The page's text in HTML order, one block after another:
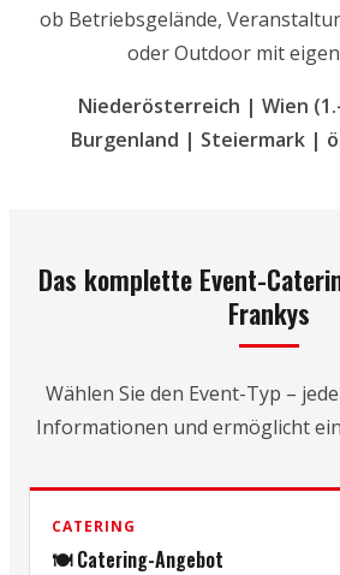
ob Betriebsgelände,
oder Outdoor mit
Niederösterreich | Wien
Burgenland | Steiermark |
Das komplette Event-
Frankys
Wählen Sie den Event-Typ –
Informationen und ermöglicht
CATERING
🍽️ Catering-Angebot